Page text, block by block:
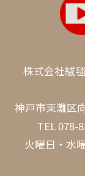
株式会社絨
神戸市東灘区
TEL 078-
火曜日・水